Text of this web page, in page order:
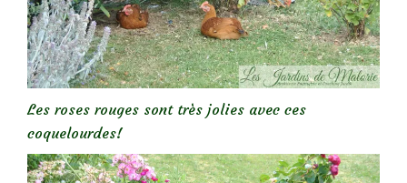
Les roses rouges sont très jolies avec ces
coquelourdes!